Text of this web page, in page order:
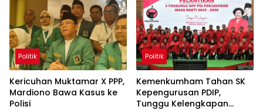
Politik
Kericuhan Muktamar X PPP,
Mardiono Bawa Kasus ke
Polisi
Politik
Kemenkumham Tahan SK
Kepengurusan PDIP,
Tunggu Kelengkapan